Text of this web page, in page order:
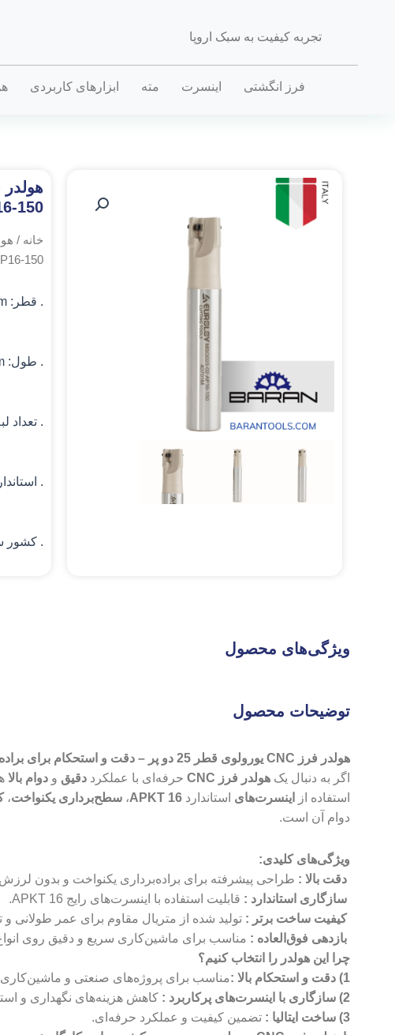
تجربه کیفیت به سبک اروپا
فرز انگشتی اینسرت مته ابزارهای کاربردی
150
خانه /
150
. قطر:
. طول:
. تعداد
.
. کشور
ویژگی‌های محصول
توضیحات محصول
هولدر فرز CNC یورولوی قطر 25 دو پر – دقت و استحکام برای براده‌برداری بی‌نقص
اگر به دنبال یک هولدر فرز CNC حرفه‌ای با عملکرد دقیق و دوام بالا
استفاده از
اینسرت‌های استاندارد APKT 16، سطح‌برداری یکنواخت،
دوام آن است.
ویژگی‌های کلیدی:
دقت بالا : طراحی پیشرفته برای براده‌برداری یکنواخت و بدون
سازگاری استاندارد : قابلیت استفاده با اینسرت‌های رایج APKT 16.
کیفیت ساخت برتر : تولید شده از متریال مقاوم برای عمر طولانی و
بازدهی فوق‌العاده : مناسب برای ماشین‌کاری سریع و دقیق روی
چرا این هولدر را انتخاب کنیم؟
1) دقت و استحکام بالا :
مناسب برای پروژه‌های صنعتی و
2) سازگاری با اینسرت‌های پرکاربرد :
کاهش هزینه‌های نگهداری و
3) ساخت ایتالیا :
تضمین کیفیت و عملکرد حرفه‌ای.